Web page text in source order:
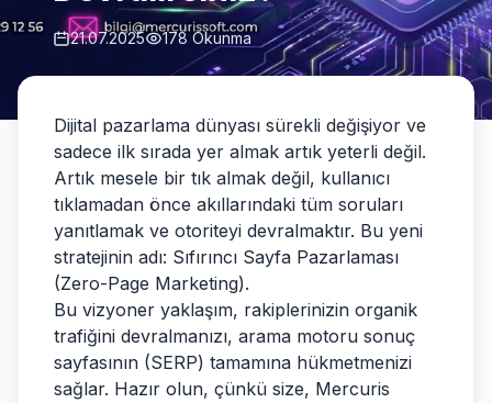
21.07.2025 178 Okunma
Dijital pazarlama dünyası sürekli değişiyor ve
sadece ilk sırada yer almak artık yeterli değil.
Artık mesele bir tık almak değil, kullanıcı
tıklamadan önce akıllarındaki tüm soruları
yanıtlamak ve otoriteyi devralmaktır. Bu yeni
stratejinin adı: Sıfırıncı Sayfa Pazarlaması
(Zero-Page Marketing).
Bu vizyoner yaklaşım, rakiplerinizin organik
trafiğini devralmanızı, arama motoru sonuç
sayfasının (SERP) tamamına hükmetmenizi
sağlar. Hazır olun, çünkü size, Mercuris